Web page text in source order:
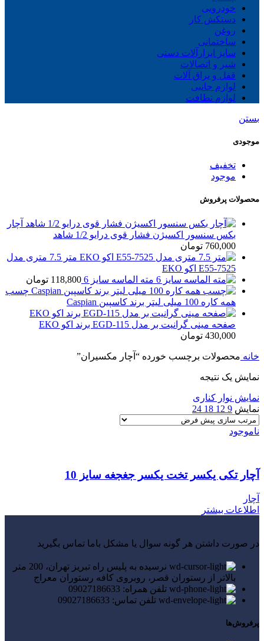
خودرویی
دستکش کار
روغن
ساختمانی
سایز ابزارآلات دستی
شیر و اتصالات
قفل و یراق آلات
لوازم جانبی
لوازم نظافت
بستن
موجودی
تخفیف
موجود
محصولات پرفروش
آچار
بکس سنسور اکسیژن فشار قوی درایو 1/2 شاهد
760,000 تومان
متر 7.5 متری مدل
E55-7525 اکو EKO
مته الماسه سایز 6
118,800 تومان
چسب
همه کاره 100 میلی لیتر برند کاسپین Caspian
صفحه مینی گرانیت بر مدل EGD-115 برند اکو EKO
430,000 تومان
خانه محصولات برچسب خورده “آچار مکسیران”
نمایش یک نتیجه
نمایش نوار کناری
نمایش 9
12
18
24
ناموجود
آچار تکی یکسر تخت یکسر جغجغه سایز 10
آچار
اطلاعات بیشتر
در صورت داشتن هر گونه سوال یا مشکل باما تماس بگیرید
نرسیده به پلیس راه تبریز تهران، 200 متر
بالاتر از رستوران قصر، روبروی کافه رستوران معراج
تلفن همراه: 09027186633
تلفن تماس: 09027186633
پرفروش‌ها